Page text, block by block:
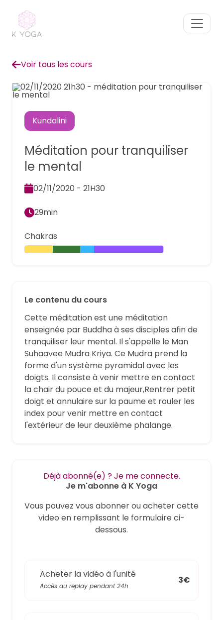
Voir tous les cours
Kundalini
Chakras
Méditation pour tranquiliser
le mental
02/11/2020 - 21H30
29min
Le contenu du cours
Cette méditation est une méditation
enseignée par Buddha à ses disciples afin de
tranquiliser leur mental. Il s'appelle le Man
Suhaavee Mudra Kriya. Ce Mudra prend la
forme d'un système pyramidal avec les
doigts. Il consiste à venir mettre en contact
la chair du pouce et du majeur,Rentrer petit
doigt et annulaire sur la paume et rouler les
index pour venir mettre en contact
l'extérieur de leur deuxième phalange.
Déjà abonné(e) ? Je me connecte.
Je m'abonne à K Yoga
Vous pouvez vous abonner ou acheter cette
video en remplissant le formulaire ci-
dessous.
Acheter la vidéo à l'unité
Accès au replay pendant 24h
3€